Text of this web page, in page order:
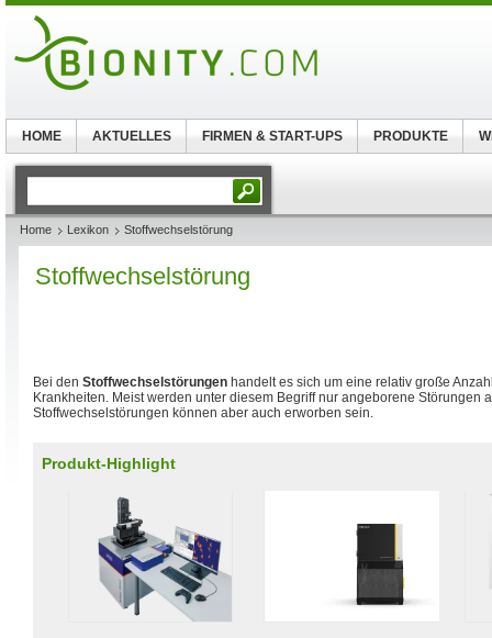
Home Lexikon Stoffwechselstörung
Stoffwechselstörung
Bei den Stoffwechselstörungen handelt es sich um eine relativ große
Krankheiten. Meist werden unter diesem Begriff nur angeborene Störungen
Stoffwechselstörungen können aber auch erworben sein.
Produkt-Highlight
HOME AKTUELLES FIRMEN & START-UPS PRODUKTE